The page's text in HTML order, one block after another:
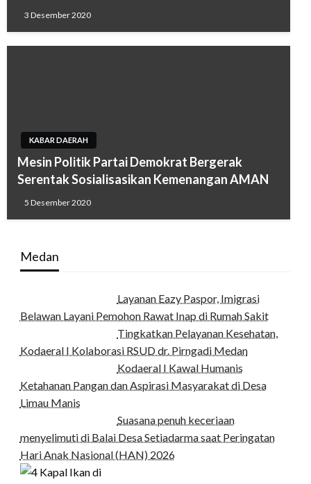
3 Desember 2020
KABAR DAERAH
Mesin Politik Partai Demokrat Bergerak
Serentak Sosialisasikan Kemenangan AMAN
5 Desember 2020
Medan
Layanan Eazy Paspor, Imigrasi
Belawan Layani Pemohon Rawat Inap di Rumah Sakit
Tingkatkan Pelayanan Kesehatan,
Kodaeral I Kolaborasi RSUD dr. Pirngadi Medan‎
Kodaeral I Kawal Humanis
Ketahanan Pangan dan Aspirasi Masyarakat di Desa
Limau Manis
Suasana penuh keceriaan
menyelimuti di Balai Desa Setiadarma saat Peringatan
Hari Anak Nasional (HAN) 2026